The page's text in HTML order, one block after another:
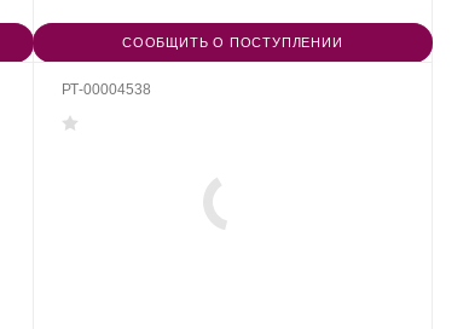
СООБЩИТЬ О ПОСТУПЛЕНИИ
РТ-00004538